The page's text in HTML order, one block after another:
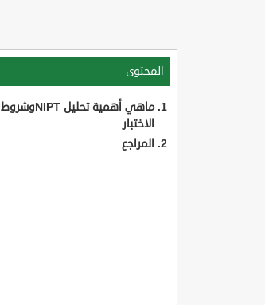
المحتوى
ماهي أهمية تحليل NIPTوشروط
الاختبار
المراجع